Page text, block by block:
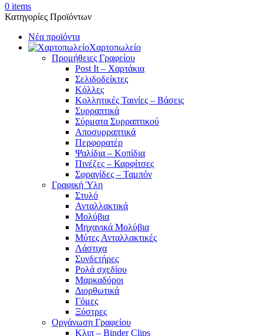
0 items
Κατηγορίες Προϊόντων
Νέα προϊόντα
Χαρτοπωλείο
Προμήθειες Γραφείου
Post It – Χαρτάκια
Σελιδοδείκτες
Κόλλες
Κολλητικές Ταινίες – Βάσεις
Συρραπτικά
Σύρματα Συρραπτικού
Αποσυρραπτικά
Περφορατέρ
Ψαλίδια – Κοπίδια
Πινέζες – Καρφίτσες
Σφραγίδες – Ταμπόν
Γραφική Ύλη
Στυλό
Ανταλλακτικά
Μολύβια
Μηχανικά Μολύβια
Μύτες Ανταλλακτικές
Λάστιχα
Συνδετήρες
Ρολά σχεδίου
Μαρκαδόροι
Διορθωτικά
Γόμες
Ξύστρες
Οργάνωση Γραφείου
Κλιπ – Binder Clips